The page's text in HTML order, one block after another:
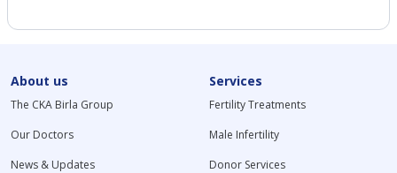
About us
The CKA Birla Group
Our Doctors
News & Updates
Services
Fertility Treatments
Male Infertility
Donor Services